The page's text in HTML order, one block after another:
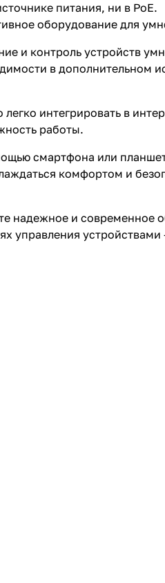
питания, ни в PoE.
оборудование для
и контроль устройств
в дополнительном
интегрировать в
работы.
смартфона или
комфортом и
надежное и современное
управления устройствами